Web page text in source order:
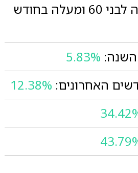
תשואה כלל פנסיה לבני 60 ומעלה בחודש
5.83%
12.38%